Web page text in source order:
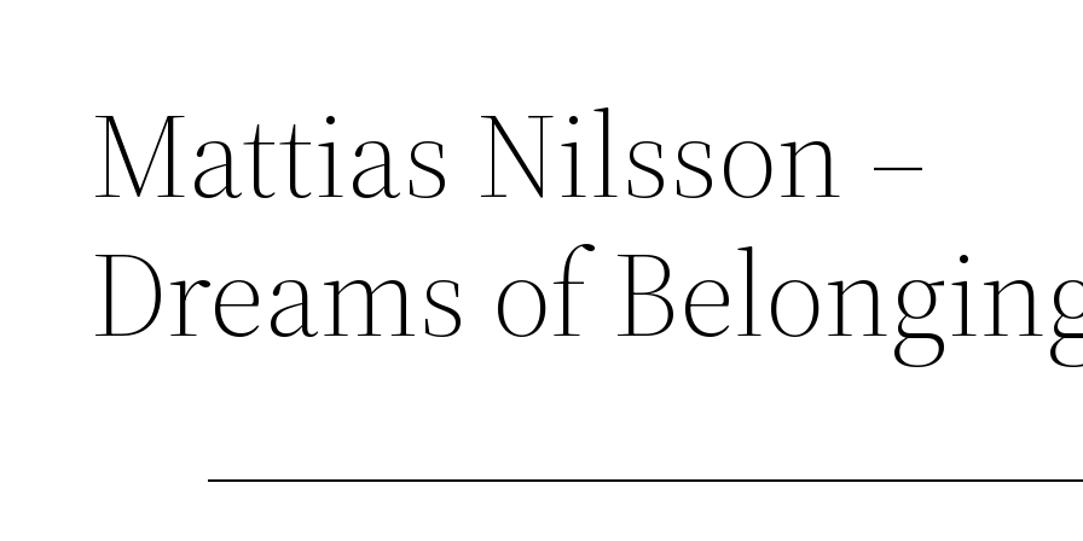
Mattias Nilsson –
Dreams of